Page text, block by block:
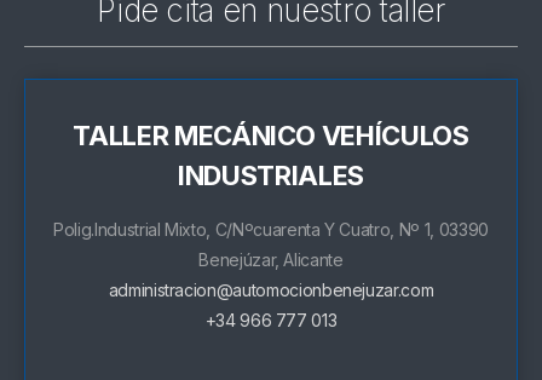
Pide cita en nuestro taller
TALLER MECÁNICO VEHÍCULOS
INDUSTRIALES
Polig.Industrial Mixto, C/Nºcuarenta Y Cuatro, Nº 1, 03390
Benejúzar, Alicante
administracion@automocionbenejuzar.com
+34 966 777 013